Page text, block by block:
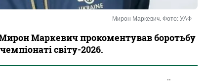
Мирон Маркевич. Фото: УАФ
Маркевич прокоментував боротьбу
світу-2026.